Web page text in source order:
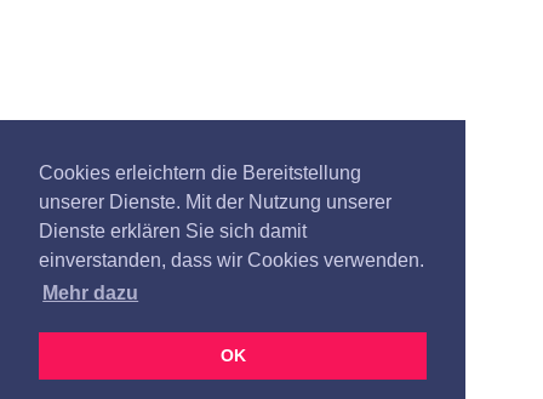
Cookies erleichtern die Bereitstellung
unserer Dienste. Mit der Nutzung unserer
Dienste erklären Sie sich damit
einverstanden, dass wir Cookies verwenden.
Mehr dazu
OK